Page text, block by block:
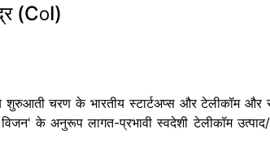
(CoI)
चरण के भारतीय स्टार्टअप्स और टेलीकॉम और
के अनुरूप लागत-प्रभावी स्वदेशी टेलीकॉम उत्पाद/